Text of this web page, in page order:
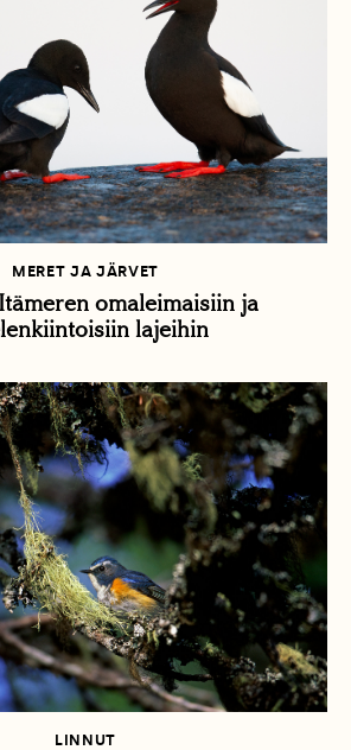
MERET JA JÄRVET
omaleimaisiin ja
lajeihin
LINNUT